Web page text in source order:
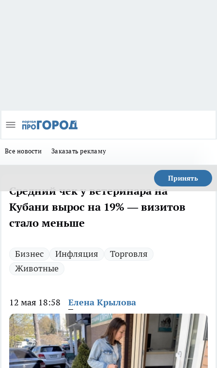
Все новости Заказать рекламу
Принять
Средний чек у ветеринара на
Кубани вырос на 19% — визитов
стало меньше
Бизнес Инфляция
Торговля
Животные
12 мая 18:58 Елена Крылова